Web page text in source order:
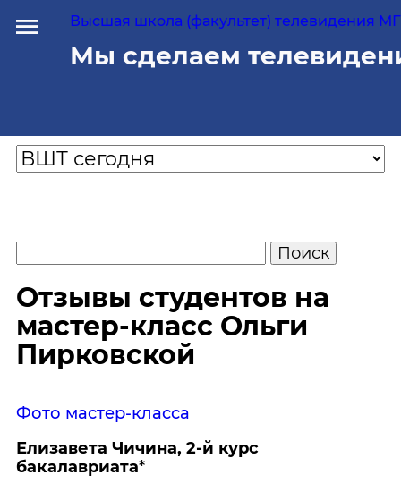
Высшая школа (факультет) телевидения
Мы сделаем
Отзывы студентов на
мастер-класс Ольги
Пирковской
Фото мастер-класса
Елизавета Чичина, 2-й курс
бакалавриата*